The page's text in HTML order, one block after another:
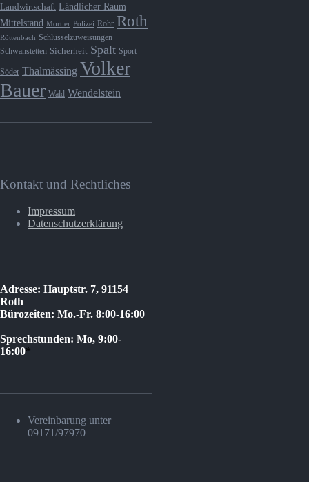
Landwirtschaft Ländlicher Raum
Mittelstand Mortler Polizei Rohr Roth
Röttenbach Schlüsselzuweisungen
Schwanstetten Sicherheit Spalt Sport
Söder Thalmässing Volker
Bauer Wald Wendelstein
Kontakt und Rechtliches
Impressum
Datenschutzerklärung
Adresse: Hauptstr. 7, 91154
Roth
Bürozeiten: Mo.-Fr. 8:00-16:00
Sprechstunden: Mo, 9:00-
16:00*
Vereinbarung unter
09171/97970